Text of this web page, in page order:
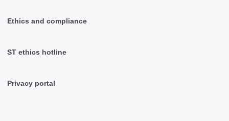
Ethics and compliance
ST ethics hotline
Privacy portal